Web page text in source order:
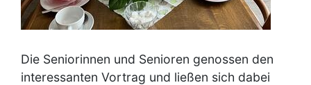
Die Seniorinnen und Senioren genossen den
interessanten Vortrag und ließen sich dabei